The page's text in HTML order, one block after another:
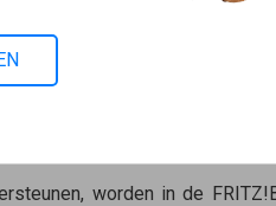
ze kan aansturen.
Master
zonder
niet ondersteunen alleen
naar een ander Wi-Fi-
worden in de